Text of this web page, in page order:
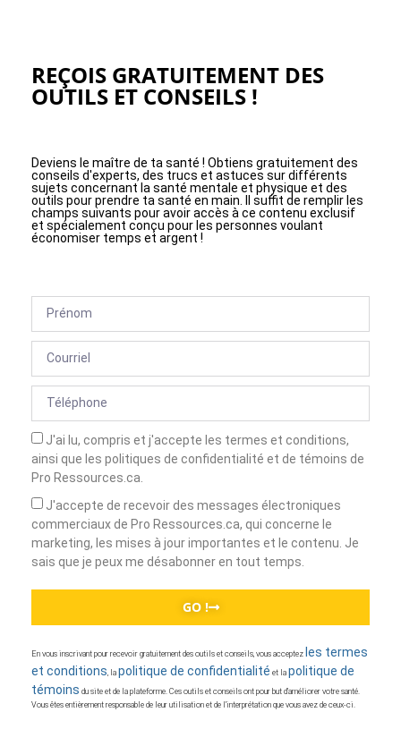
REÇOIS GRATUITEMENT DES
OUTILS ET CONSEILS !
Deviens le maître de ta santé ! Obtiens gratuitement des
conseils d'experts, des trucs et astuces sur différents
sujets concernant la santé mentale et physique et des
outils pour prendre ta santé en main. Il suffit de remplir les
champs suivants pour avoir accès à ce contenu exclusif
et spécialement conçu pour les personnes voulant
économiser temps et argent !
J'ai lu, compris et j'accepte les termes et conditions,
ainsi que les politiques de confidentialité et de témoins de
Pro Ressources.ca.
J'accepte de recevoir des messages électroniques
commerciaux de Pro Ressources.ca, qui concerne le
marketing, les mises à jour importantes et le contenu. Je
sais que je peux me désabonner en tout temps.
GO !
En vous inscrivant pour recevoir gratuitement des outils et conseils, vous acceptez les termes
et conditions , la politique de confidentialité et la politique de
témoins du site et de la plateforme. Ces outils et conseils ont pour but d’améliorer votre santé.
Vous êtes entièrement responsable de leur utilisation et de l’interprétation que vous avez de ceux-ci.